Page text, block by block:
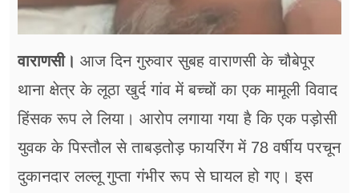
शिक्षा
वाराणसी। आज दिन गुरुवार सुबह वाराणसी के चौबेपूर
थाना क्षेत्र के लूठा खुर्द गांव में बच्चों का एक मामूली विवाद
हिंसक रूप ले लिया। आरोप लगाया गया है कि एक पड़ोसी
युवक के पिस्तौल से ताबड़तोड़ फायरिंग में 78 वर्षीय परचून
दुकानदार लल्लू गुप्ता गंभीर रूप से घायल हो गए। इस